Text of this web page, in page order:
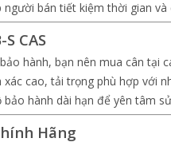
người bán tiết kiệm thời gian và
CAS
hành, bạn nên mua cân tại
cao, tải trọng phù hợp với
hành dài hạn để yên tâm
Hãng